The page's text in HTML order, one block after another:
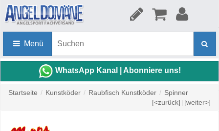
Menü
WhatsApp Kanal | Abonniere uns!
Startseite / Kunstköder / Raubfisch Kunstköder / Spinner
[<zurück] | [weiter>]